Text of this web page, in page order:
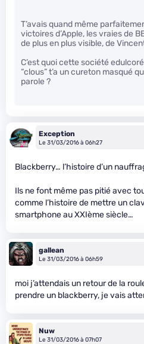
T’avais quand même
victoires d’Apple, les vraies de
de plus en plus visible, de
C’est quoi cette société
“clous” t’a un cureton masqué
parole ?
Exception
Le 31/03/2016 à 06h27
Blackberry… l’histoire d’un
Ils ne font même pas pitié avec
comme l’histoire de mettre un
smartphone au XXIème siècle…
gallean
Le 31/03/2016 à 06h59
moi j’attendais un retour de la
prendre un blackberry, je vais
Nuw
Le 31/03/2016 à 07h07